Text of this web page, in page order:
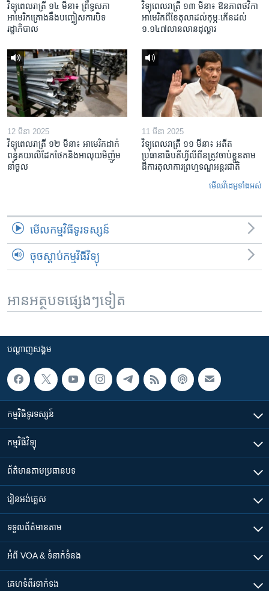
វិទ្យុពេលរាត្រី ១៤ មីនា៖ ព្រឹទ្ធសភា
អាមេរិកគ្រោងនឹងបញ្ចៀសការបិទ
រដ្ឋាភិបាល
វិទ្យុពេលរាត្រី ១៣ មីនា៖ ឱនភាព​ថវិកា​
អាមេរិក​ពី​ខែ​តុលា​ដល់​កុម្ភៈ​កើន​ដល់​
១.១៤៧​លានលាន​ដុល្លារ
12 មីនា 2025
វិទ្យុពេលរាត្រី ១២ មីនា៖ អាមេរិក​ដាក់​
ពន្ធគយ​លើ​ដែកថែក​និង​អាលុយ​មីញ៉ូម​
នាំចូល
11 មីនា 2025
វិទ្យុពេលរាត្រី ១១ មីនា៖ អតីត​
ប្រធានាធិបតីហ្វីលីពីន​ត្រូវ​ចាប់ខ្លួនតាម
ដីការ​តុលាការ​ព្រហ្មទណ្ឌ​អន្តរជាតិ
មើល​វីដេអូ​ទាំង​អស់
មើល​កម្មវិធី​ទូរទស្សន៍
ចុចស្តាប់កម្មវិធីវិទ្យុ
អានអត្ថបទផ្សេងៗទៀត
បណ្តាញ​សង្គម
កម្មវិធី​ទូរទស្សន៍
កម្មវិធី​វិទ្យុ
ព័ត៌មាន​តាមប្រធានបទ​
រៀន​​អង់គ្លេស
ទទួល​ព័ត៌មាន​តាម
អំពី​ VOA & ទំនាក់ទំនង
គេហទំព័រ​​ទាក់ទង